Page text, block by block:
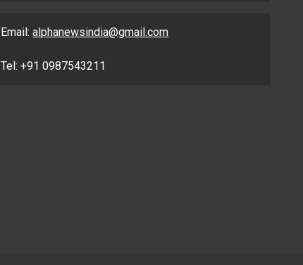
Email:alphanewsindia@gmail.com
Tel: +91 0987543211